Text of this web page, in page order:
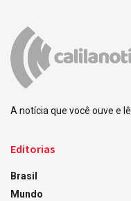
A notícia que você ouve e lê.
Editorias
Brasil
Mundo